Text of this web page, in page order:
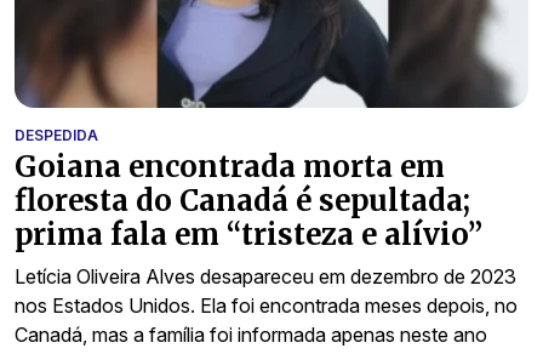
DESPEDIDA
Goiana encontrada morta em
floresta do Canadá é sepultada;
prima fala em “tristeza e alívio”
Letícia Oliveira Alves desapareceu em dezembro de 2023
nos Estados Unidos. Ela foi encontrada meses depois, no
Canadá, mas a família foi informada apenas neste ano